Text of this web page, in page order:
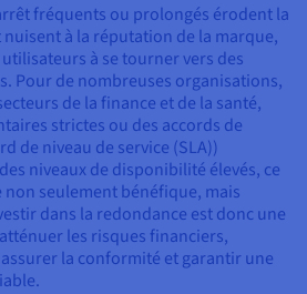
fréquents ou prolongés érodent la
à la réputation de la marque,
à se tourner vers des
Pour de nombreuses organisations,
de la finance et de la santé,
strictes ou des accords de
de niveau de service (SLA))
niveaux de disponibilité élevés, ce
seulement bénéfique, mais
dans la redondance est donc une
les risques financiers,
la conformité et garantir une